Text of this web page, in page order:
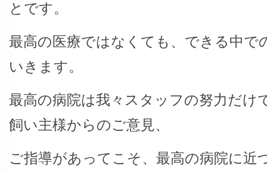
とです。
最高の医療ではなくても、できる中で
いきます。
最高の病院は我々スタッフの努力だけ
飼い主様からのご意見、
ご指導があってこそ、最高の病院に近